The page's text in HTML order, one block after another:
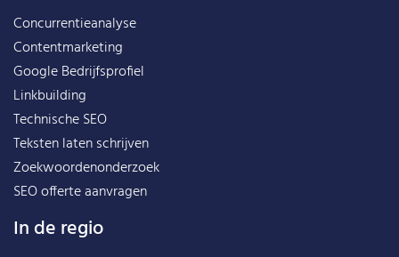
Concurrentieanalyse
Contentmarketing
Google Bedrijfsprofiel
Linkbuilding
Technische SEO
Teksten laten schrijven
Zoekwoordenonderzoek
SEO offerte aanvragen
In de regio